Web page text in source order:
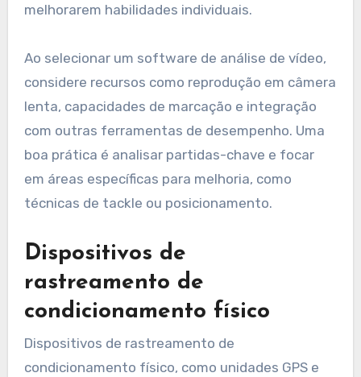
melhorarem habilidades individuais.
Ao selecionar um software de análise de vídeo,
considere recursos como reprodução em câmera
lenta, capacidades de marcação e integração
com outras ferramentas de desempenho. Uma
boa prática é analisar partidas-chave e focar
em áreas específicas para melhoria, como
técnicas de tackle ou posicionamento.
Dispositivos de
rastreamento de
condicionamento físico
Dispositivos de rastreamento de
condicionamento físico, como unidades GPS e